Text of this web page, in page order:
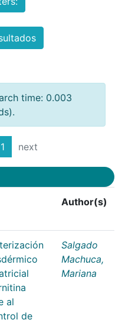
time: 0.003
1 next
Author(s)
al
de
Salgado
Machuca,
Mariana